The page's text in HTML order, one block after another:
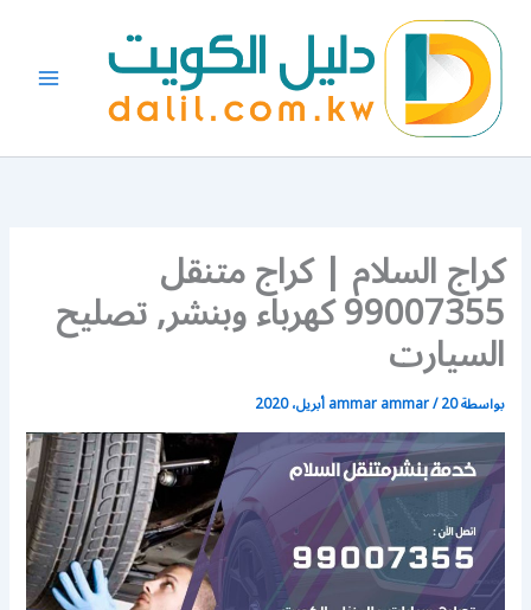
المحتوى
كراج السلام | كراج متنقل
99007355 كهرباء وبنشر, تصليح
السيارت
بواسطة ammar ammar/20 أبريل، 2020